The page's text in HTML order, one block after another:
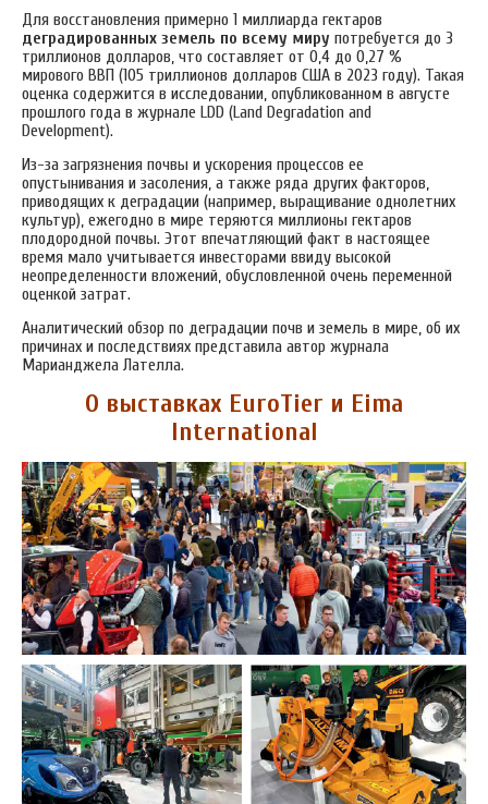
Для восстановления примерно 1 миллиарда гектаров
деградированных земель по всему миру потребуется до 3
триллионов долларов, что составляет от 0,4 до 0,27 %
мирового ВВП (105 триллионов долларов США в 2023 году). Такая
оценка содержится в исследовании, опубликованном в августе
прошлого года в журнале LDD (Land Degradation and
Development).
Из-за загрязнения почвы и ускорения процессов ее
опустынивания и засоления, а также ряда других факторов,
приводящих к деградации (например, выращивание однолетних
культур), ежегодно в мире теряются миллионы гектаров
плодородной почвы. Этот впечатляющий факт в настоящее
время мало учитывается инвесторами ввиду высокой
неопределенности вложений, обусловленной очень переменной
оценкой затрат.
Аналитический обзор по деградации почв и земель в мире, об их
причинах и последствиях представила автор журнала
Марианджела Лателла.
О выставках EuroTier и Eima
International